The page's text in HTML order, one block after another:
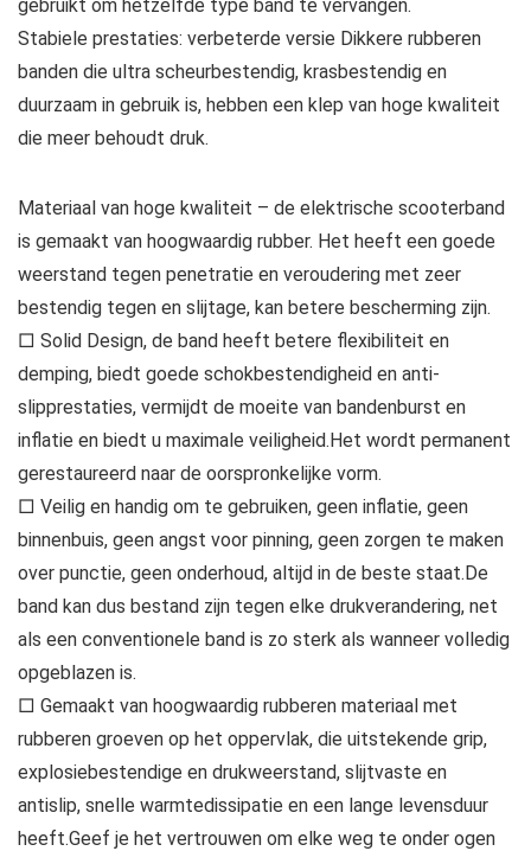
gebruikt om hetzelfde type band te vervangen.
Stabiele prestaties: verbeterde versie Dikkere rubberen
banden die ultra scheurbestendig, krasbestendig en
duurzaam in gebruik is, hebben een klep van hoge kwaliteit
die meer behoudt druk.
Materiaal van hoge kwaliteit – de elektrische scooterband
is gemaakt van hoogwaardig rubber. Het heeft een goede
weerstand tegen penetratie en veroudering met zeer
bestendig tegen en slijtage, kan betere bescherming zijn.
□ Solid Design, de band heeft betere flexibiliteit en
demping, biedt goede schokbestendigheid en anti-
slipprestaties, vermijdt de moeite van bandenburst en
inflatie en biedt u maximale veiligheid.Het wordt permanent
gerestaureerd naar de oorspronkelijke vorm.
□ Veilig en handig om te gebruiken, geen inflatie, geen
binnenbuis, geen angst voor pinning, geen zorgen te maken
over punctie, geen onderhoud, altijd in de beste staat.De
band kan dus bestand zijn tegen elke drukverandering, net
als een conventionele band is zo sterk als wanneer volledig
opgeblazen is.
□ Gemaakt van hoogwaardig rubberen materiaal met
rubberen groeven op het oppervlak, die uitstekende grip,
explosiebestendige en drukweerstand, slijtvaste en
antislip, snelle warmtedissipatie en een lange levensduur
heeft.Geef je het vertrouwen om elke weg te onder ogen